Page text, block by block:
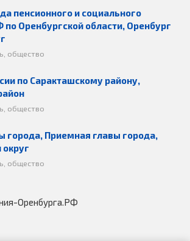
пенсионного и социального
по Оренбургской области, Оренбург
общество
по Саракташскому району,
общество
города, Приемная главы города,
округ
общество
Оренбурга.РФ